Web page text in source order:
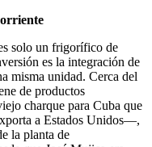
solo un frigorífico de
es la integración de
misma unidad. Cerca del
de productos
charque para Cuba que
a Estados Unidos—,
la planta de